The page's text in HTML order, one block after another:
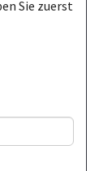
Sie zuerst